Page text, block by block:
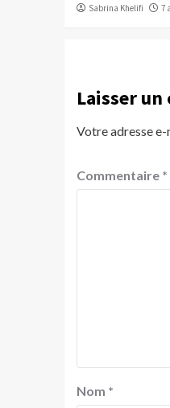
Sabrina Khelifi 7
Laisser
Votre adresse e-
Commentaire *
Nom *